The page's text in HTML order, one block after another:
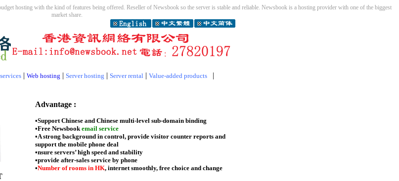
hosting with the kind of features being offered. Reseller of Newsbook so the server is stable and reliable. Newsbook is a hosting provider with one of the biggest
market share.
| Web hosting | Server hosting | Server rental | Value-added products |
Advantage :
•Support Chinese and Chinese multi-level sub-domain binding
•Free Newsbookemail service
•A strong background in control, provide visitor counter reports and
support the mobile phone deal
•nsure servers’ high speed and stability
•provide after-sales service by phone
•Number of rooms in HK, internet smoothly, free choice and change